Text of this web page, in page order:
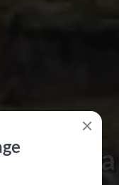
América